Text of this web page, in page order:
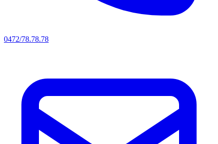
0472/78.78.78